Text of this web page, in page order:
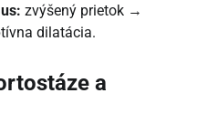
zvýšený prietok →
dilatácia.
a